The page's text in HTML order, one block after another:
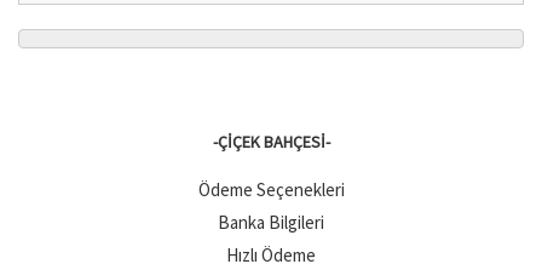
-ÇIÇEK BAHÇESI-
Ödeme Seçenekleri
Banka Bilgileri
Hızlı Ödeme